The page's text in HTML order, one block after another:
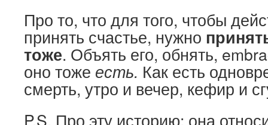
Про то, что для того, чтобы
принять счастье, нужно
тоже. Объять его, обнять,
оно тоже есть. Как есть
смерть, утро и вечер, кефир и
P.S. Про эту историю: она